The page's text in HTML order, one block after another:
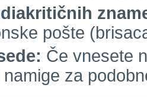
pošte
Če vnesete
za